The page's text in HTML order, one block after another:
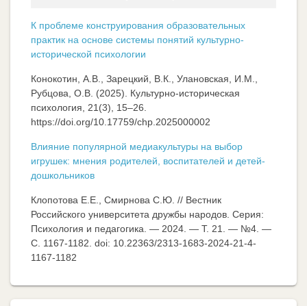
К проблеме конструирования образовательных
практик на основе системы понятий культурно-
исторической психологии
Конокотин, А.В., Зарецкий, В.К., Улановская, И.М.,
Рубцова, О.В. (2025). Культурно-историческая
психология, 21(3), 15–26.
https://doi.org/10.17759/chp.2025000002
Влияние популярной медиакультуры на выбор
игрушек: мнения родителей, воспитателей и детей-
дошкольников
Клопотова Е.Е., Смирнова С.Ю. // Вестник
Российского университета дружбы народов. Серия:
Психология и педагогика. — 2024. — Т. 21. — №4. —
C. 1167-1182. doi: 10.22363/2313-1683-2024-21-4-
1167-1182